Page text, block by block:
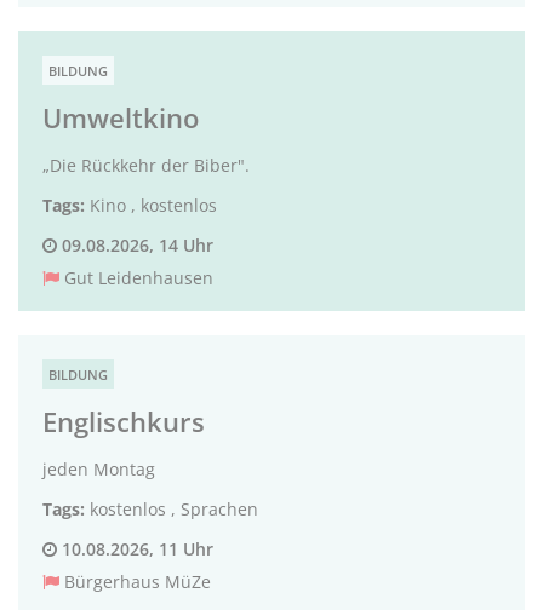
BILDUNG
Umweltkino
„Die Rückkehr der Biber".
Tags: Kino , kostenlos
09.08.2026, 14 Uhr
Gut Leidenhausen
BILDUNG
Englischkurs
jeden Montag
Tags: kostenlos , Sprachen
10.08.2026, 11 Uhr
Bürgerhaus MüZe